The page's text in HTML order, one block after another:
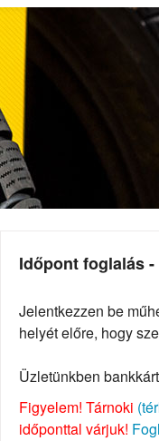
Időpont foglalás
Jelentkezzen be
helyét előre, hogy
Üzletünkben
Figyelem! Tárnoki
időponttal várjuk!